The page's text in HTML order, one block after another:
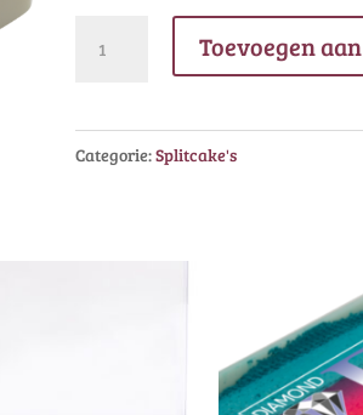
Papaya
Party
Toevoegen
Categorie:Splitcake's